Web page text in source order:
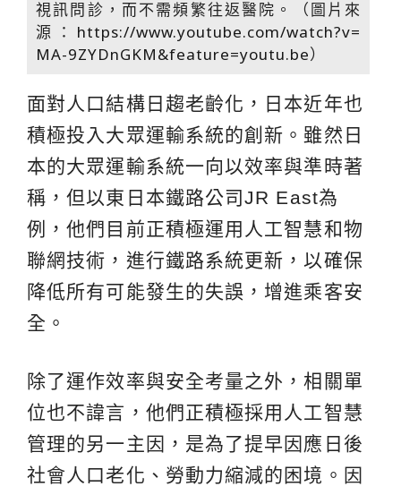
視訊問診，而不需頻繁往返醫院。（圖片來
源： https://www.youtube.com/watch?v=
MA-9ZYDnGKM&feature=youtu.be）
面對人口結構日趨老齡化，日本近年也
積極投入大眾運輸系統的創新。雖然日
本的大眾運輸系統一向以效率與準時著
稱，但以東日本鐵路公司JR East為
例，他們目前正積極運用人工智慧和物
聯網技術，進行鐵路系統更新，以確保
降低所有可能發生的失誤，增進乘客安
全。
除了運作效率與安全考量之外，相關單
位也不諱言，他們正積極採用人工智慧
管理的另一主因，是為了提早因應日後
社會人口老化、勞動力縮減的困境。因